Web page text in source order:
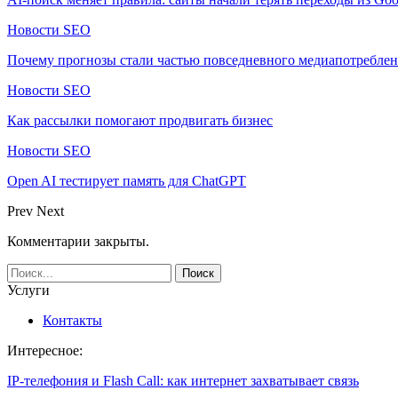
Новости SEO
Почему прогнозы стали частью повседневного
Новости SEO
Как рассылки помогают продвигать бизнес
Новости SEO
Open AI тестирует память для ChatGPT
Prev Next
Комментарии закрыты.
Услуги
Контакты
Интересное:
IP-телефония и Flash Call: как интернет захватывает связь